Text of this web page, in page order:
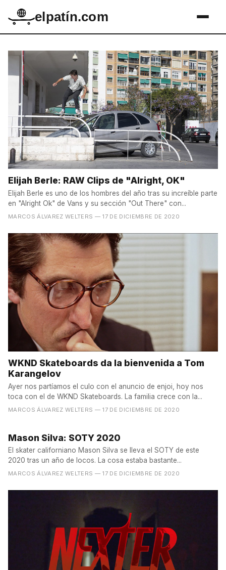
elpatín.com
Elijah Berle: RAW Clips de "Alright, OK"
Elijah Berle es uno de los hombres del año tras su increíble parte
en "Alright Ok" de Vans y su sección "Out There" con...
MARCOS ÁLVAREZ WELTERS — 17 DE DICIEMBRE DE 2020
WKND Skateboards da la bienvenida a Tom
Karangelov
Ayer nos partíamos el culo con el anuncio de enjoi, hoy nos
toca con el de WKND Skateboards. La familia crece con la...
MARCOS ÁLVAREZ WELTERS — 17 DE DICIEMBRE DE 2020
Mason Silva: SOTY 2020
El skater californiano Mason Silva se lleva el SOTY de este
2020 tras un año de locos. La cosa estaba bastante...
MARCOS ÁLVAREZ WELTERS — 17 DE DICIEMBRE DE 2020